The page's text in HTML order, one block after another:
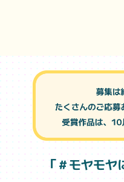
「＃モヤモ